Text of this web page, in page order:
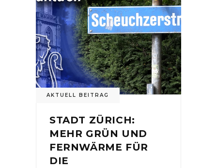
AKTUELL BEITRAG
STADT ZÜRICH:
MEHR GRÜN UND
FERNWÄRME FÜR
DIE